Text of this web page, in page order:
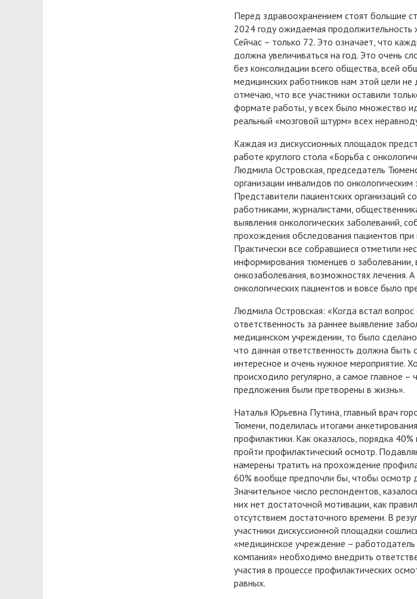
Перед здравоохранением стоят большие
2024 году ожидаемая продолжительность
Сейчас – только 72. Это означает, что
должна увеличиваться на год. Это очень
без консолидации всего общества, всей
медицинских работников нам этой цели не
отмечаю, что все участники оставили
формате работы, у всех было множество
реальный «мозговой штурм» всех
Каждая из дискуссионных площадок
работе круглого стола «Борьба с
Людмила Островская, председатель
организации инвалидов по
Представители пациентских организаций
работниками, журналистами,
выявления онкологических заболеваний,
прохождения обследования пациентов
Практически все собравшиеся отметили
информирования тюменцев о заболевании,
онкозаболевания, возможностях лечения.
онкологических пациентов и вовсе было
Людмила Островская: «Когда встал
ответственность за раннее выявление
медицинском учреждении, то было
что данная ответственность должна быть
интересное и очень нужное мероприятие.
происходило регулярно, а самое главное
предложения были претворены в жизнь».
Наталья Юрьевна Путина, главный врач
Тюмени, поделилась итогами
профилактики. Как оказалось, порядка
пройти профилактический осмотр.
намерены тратить на прохождение
60% вообще предпочли бы, чтобы осмотр
Значительное число респондентов,
них нет достаточной мотивации, как
отсутствием достаточного времени. В
участники дискуссионной площадки
«медицинское учреждение –
компания» необходимо внедрить
участия в процессе профилактических
равных.